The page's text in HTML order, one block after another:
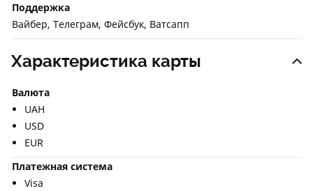
Поддержка
Вайбер, Телеграм, Фейсбук, Ватсапп
Характеристика карты
Валюта
UAH
USD
EUR
Платежная система
Visa